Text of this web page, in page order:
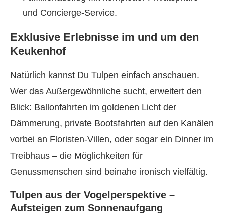
und Concierge-Service.
Exklusive Erlebnisse im und um den
Keukenhof
Natürlich kannst Du Tulpen einfach anschauen.
Wer das Außergewöhnliche sucht, erweitert den
Blick: Ballonfahrten im goldenen Licht der
Dämmerung, private Bootsfahrten auf den Kanälen
vorbei an Floristen-Villen, oder sogar ein Dinner im
Treibhaus – die Möglichkeiten für
Genussmenschen sind beinahe ironisch vielfältig.
Tulpen aus der Vogelperspektive –
Aufsteigen zum Sonnenaufgang